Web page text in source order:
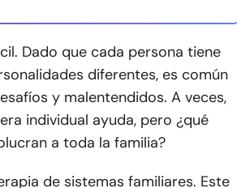
Dado que cada persona tiene
diferentes, es común
y malentendidos. A veces,
individual ayuda, pero ¿qué
a toda la familia?
de sistemas familiares. Este